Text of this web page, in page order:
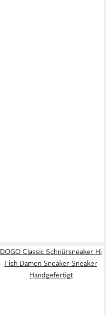
DOGO Classic Schnürsneaker Hi
Fish Damen Sneaker Sneaker
Handgefertigt